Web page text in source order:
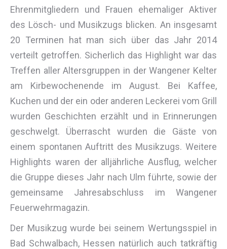
Ehrenmitgliedern und Frauen ehemaliger Aktiver
des Lösch- und Musikzugs blicken. An insgesamt
20 Terminen hat man sich über das Jahr 2014
verteilt getroffen. Sicherlich das Highlight war das
Treffen aller Altersgruppen in der Wangener Kelter
am Kirbewochenende im August. Bei Kaffee,
Kuchen und der ein oder anderen Leckerei vom Grill
wurden Geschichten erzählt und in Erinnerungen
geschwelgt. Überrascht wurden die Gäste von
einem spontanen Auftritt des Musikzugs. Weitere
Highlights waren der alljährliche Ausflug, welcher
die Gruppe dieses Jahr nach Ulm führte, sowie der
gemeinsame Jahresabschluss im Wangener
Feuerwehrmagazin.
Der Musikzug wurde bei seinem Wertungsspiel in
Bad Schwalbach, Hessen natürlich auch tatkräftig